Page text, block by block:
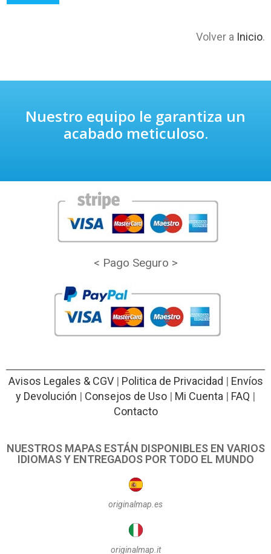
Volver a Inicio.
Nuestro equipo le garantiza un
acabado meticuloso.
< Pago Seguro >
Avisos Legales & CGV| Politica de Privacidad | Envíos
y Devolución | Consejos de Uso | Mi Cuenta | FAQ |
Contacto
NUESTROS MAPAS ESTÁN DISPONIBLES EN VARIOS
IDIOMAS Y ENTREGADOS POR TODO EL MUNDO
originalmap.es
originalmap.it